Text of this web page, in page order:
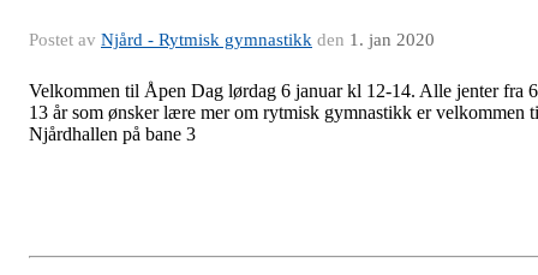
Postet av Njård - Rytmisk gymnastikk den 1. jan 2020
Velkommen til Åpen Dag lørdag 6 januar kl 12-14. Alle jenter fra
13 år som ønsker lære mer om rytmisk gymnastikk er velkommen
Njårdhallen på bane 3